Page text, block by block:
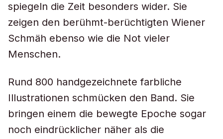
spiegeln die Zeit besonders wider. Sie
zeigen den berühmt-berüchtigten Wiener
Schmäh ebenso wie die Not vieler
Menschen.
Rund 800 handgezeichnete farbliche
Illustrationen schmücken den Band. Sie
bringen einem die bewegte Epoche sogar
noch eindrücklicher näher als die